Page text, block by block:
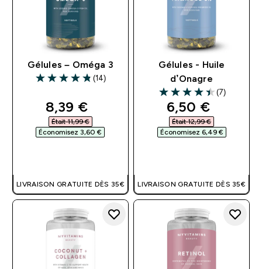
Gélules – Oméga 3
4.79 out of 5 stars
(14)
discounted price
8,39 €‎
Était 11,99 €‎
Économisez 3,60 €‎
LIVRAISON GRATUITE DÈS 35€
Gélules - Huile
d’Onagre
4.43 out of 5 stars
(7)
discounted
6,50 €‎
Était 12,99 €‎
Économisez 6,49 €‎
LIVRAISON GRATUITE DÈS 35€